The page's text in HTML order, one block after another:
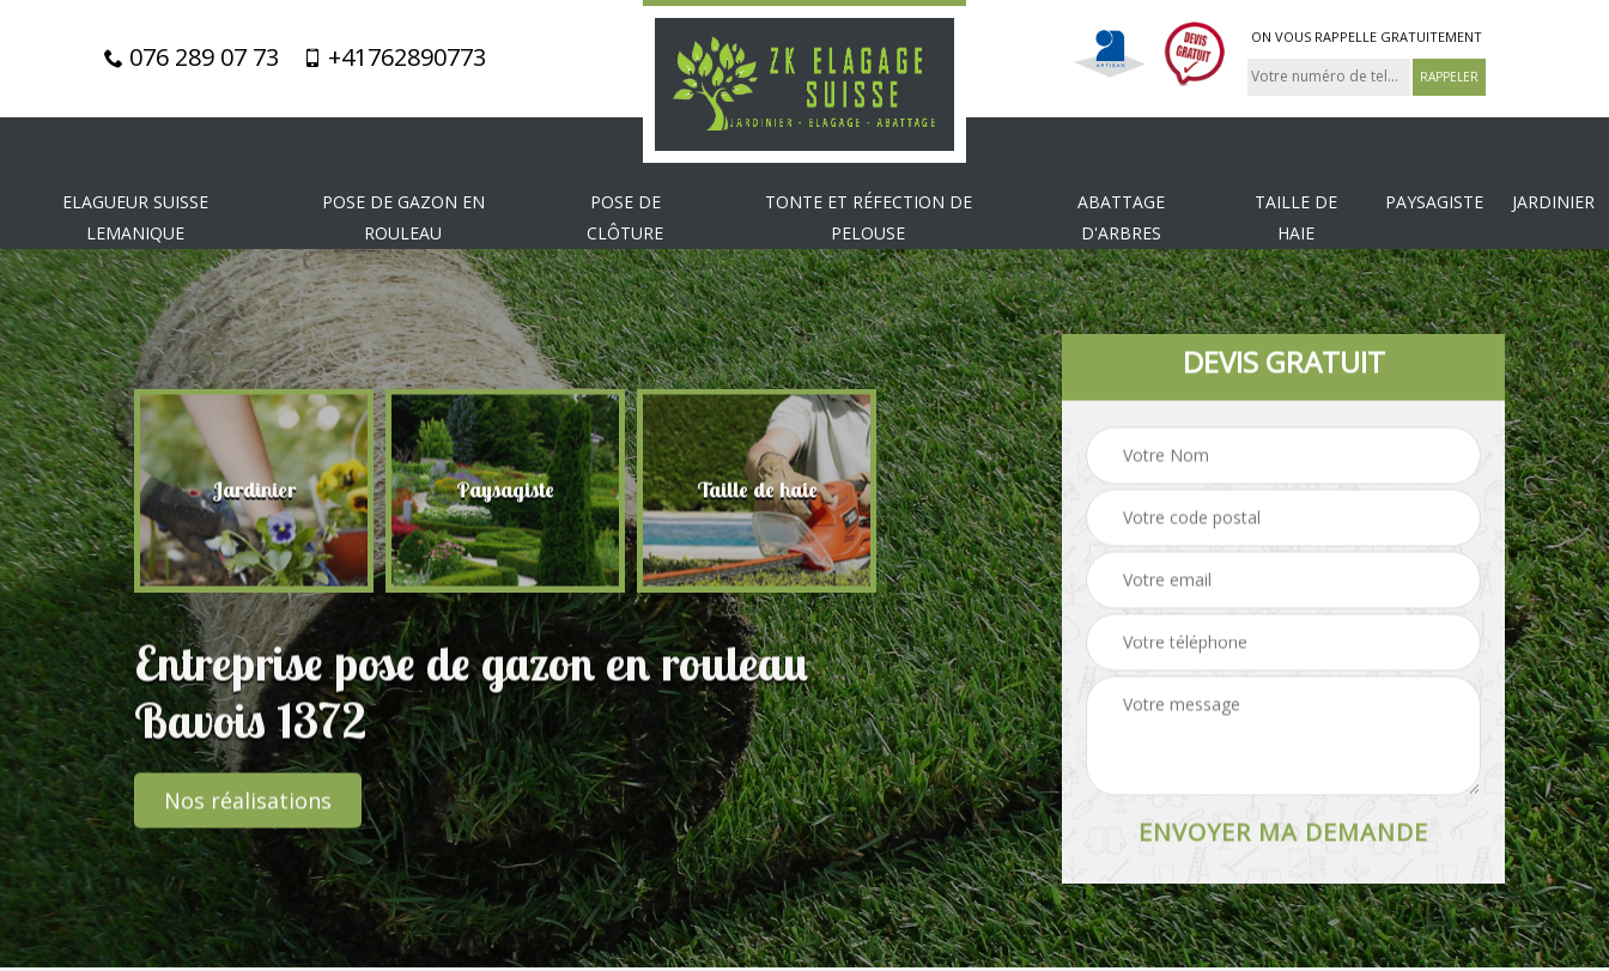
076 289 07 73 +41762890773
ON VOUS RAPPELLE GRATUITEMENT
ELAGUEUR SUISSE
LEMANIQUE
POSE DE GAZON EN
ROULEAU
POSE DE
CLÔTURE
TONTE ET RÉFECTION DE
PELOUSE
ABATTAGE
D'ARBRES
TAILLE DE
HAIE
PAYSAGISTE JARDINIER
Jardinier Paysagiste Taille de haie Abattage d'arbres Tonte et réfection de Pose de clôture
Entreprise pose de gazon en rouleau
Bavois 1372
Nos réalisations
DEVIS GRATUIT